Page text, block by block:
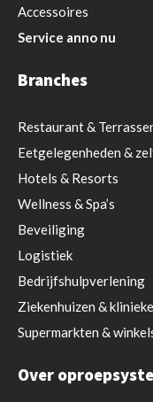
Accessoires
Service anno nu
Branches
Restaurant&
Eetgelegenheden &
Hotels & Resorts
Wellness & Spa’s
Beveiliging
Logistiek
Bedrijfshulpverlening
Ziekenhuizen &
Supermarkten &
Over